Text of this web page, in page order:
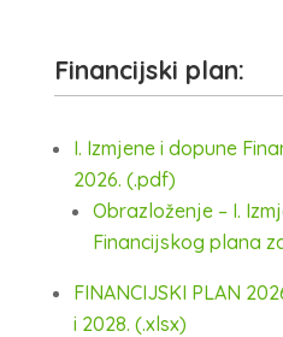
Financijski plan:
I. Izmjene i dopune
2026. (.pdf)
Obrazloženje – I.
Financijskog plana
FINANCIJSKI PLAN
i 2028. (.xlsx)